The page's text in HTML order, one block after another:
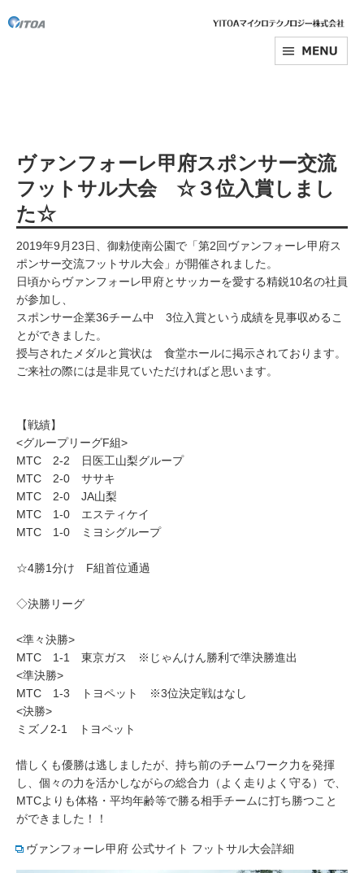
ヴァンフォーレ甲府スポンサー交流
フットサル大会 ☆３位入賞しまし
た☆
2019年9月23日、御勅使南公園で「第2回ヴァンフォーレ甲府ス
ポンサー交流フットサル大会」が開催されました。
日頃からヴァンフォーレ甲府とサッカーを愛する精鋭10名の社員
が参加し、
スポンサー企業36チーム中 3位入賞という成績を見事収めるこ
とができました。
授与されたメダルと賞状は 食堂ホールに掲示されております。
ご来社の際には是非見ていただければと思います。
【戦績】
<グループリーグF組>
MTC 2-2 日医工山梨グループ
MTC 2-0 ササキ
MTC 2-0 JA山梨
MTC 1-0 エスティケイ
MTC 1-0 ミヨシグループ
☆4勝1分け F組首位通過
◇決勝リーグ
<準々決勝>
MTC 1-1 東京ガス ※じゃんけん勝利で準決勝進出
<準決勝>
MTC 1-3 トヨペット ※3位決定戦はなし
<決勝>
ミズノ2-1 トヨペット
惜しくも優勝は逃しましたが、持ち前のチームワーク力を発揮
し、個々の力を活かしながらの総合力（よく走りよく守る）で、
MTCよりも体格・平均年齢等で勝る相手チームに打ち勝つこと
ができました！！
ヴァンフォーレ甲府 公式サイト フットサル大会詳細